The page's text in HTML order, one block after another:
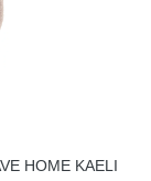
HOME KAELI